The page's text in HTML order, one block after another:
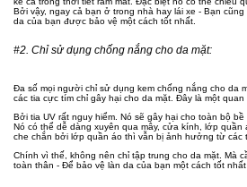
Bởi vậy, ngay cả bạn ở trong nhà hay lái xe - Bạn
da của bạn được bảo vệ một cách tốt nhất.
#2. Chỉ sử dụng chống nắng cho da mặt:
Đa số mọi người chỉ sử dụng kem chống nắng cho da
các tia cực tím chỉ gây hại cho da mặt. Đây là một quan
Bởi tia UV rất nguy hiểm. Nó sẽ gây hại cho toàn bộ
Nó có thể dễ dàng xuyên qua mây, cửa kính, lớp
che chắn bởi lớp quần áo thì vẫn bị ảnh hưởng từ các
Chính vì thế, không nên chỉ tập trung cho da mặt. Mà
toàn thân - Để bảo vệ làn da của bạn một cách tốt nhất